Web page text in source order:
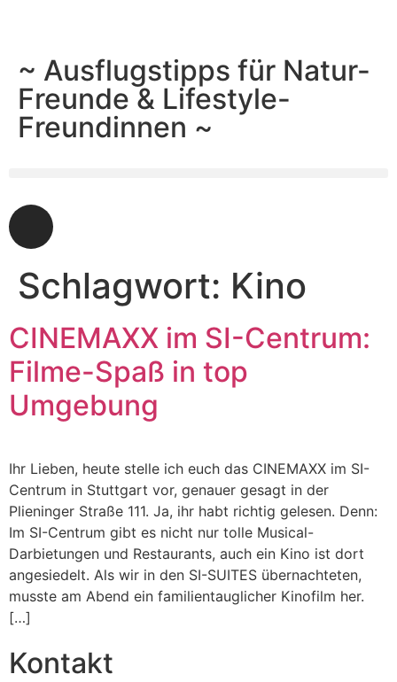
~ Ausflugstipps für Natur-
Freunde & Lifestyle-
Freundinnen ~
Schlagwort: Kino
CINEMAXX im SI-Centrum:
Filme-Spaß in top
Umgebung
Ihr Lieben, heute stelle ich euch das CINEMAXX im SI-
Centrum in Stuttgart vor, genauer gesagt in der
Plieninger Straße 111. Ja, ihr habt richtig gelesen. Denn:
Im SI-Centrum gibt es nicht nur tolle Musical-
Darbietungen und Restaurants, auch ein Kino ist dort
angesiedelt. Als wir in den SI-SUITES übernachteten,
musste am Abend ein familientauglicher Kinofilm her.
[…]
Kontakt